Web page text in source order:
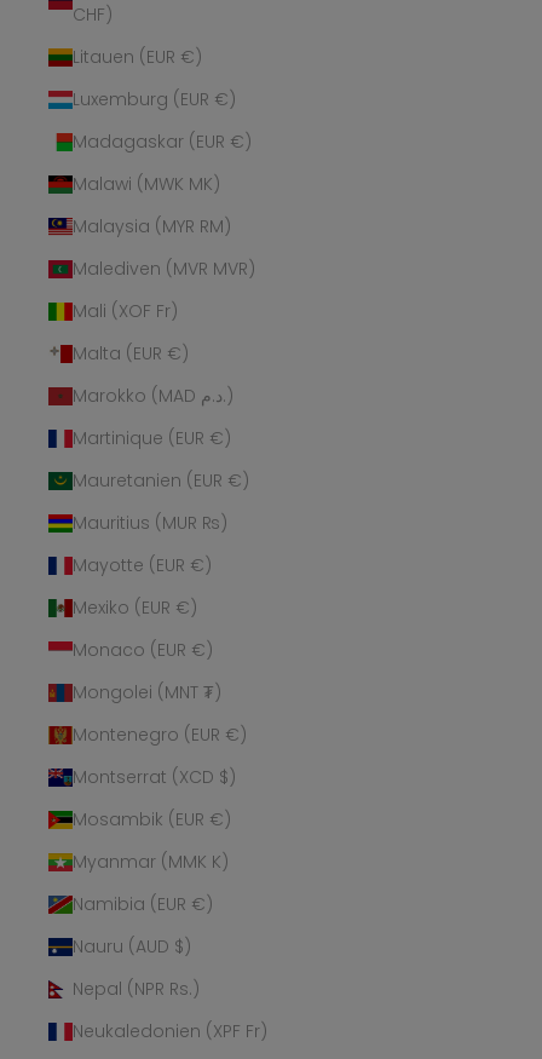
CHF)
Litauen (EUR €)
Luxemburg (EUR €)
Madagaskar (EUR €)
Malawi (MWK MK)
Malaysia (MYR RM)
Malediven (MVR MVR)
Mali (XOF Fr)
Malta (EUR €)
Marokko (MAD د.م.)
Martinique (EUR €)
Mauretanien (EUR €)
Mauritius (MUR ₨)
Mayotte (EUR €)
Mexiko (EUR €)
Monaco (EUR €)
Mongolei (MNT ₮)
Montenegro (EUR €)
Montserrat (XCD $)
Mosambik (EUR €)
Myanmar (MMK K)
Namibia (EUR €)
Nauru (AUD $)
Nepal (NPR Rs.)
Neukaledonien (XPF Fr)